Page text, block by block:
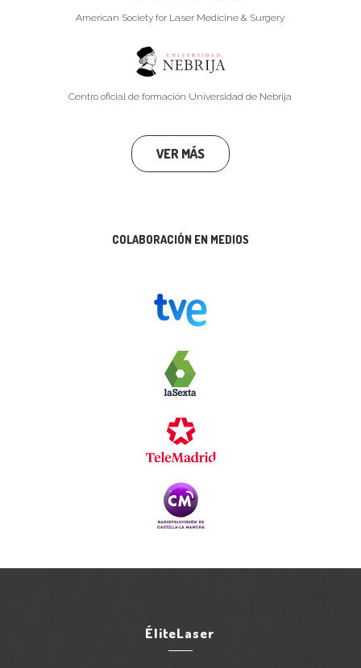
American Society for Laser Medicine & Surgery
Centro oficial de formación Universidad de Nebrija
VER MÁS
COLABORACIÓN EN MEDIOS
ÉliteLaser